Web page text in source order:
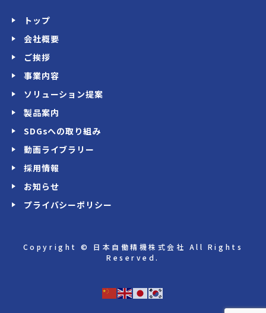
トップ
会社概要
ご挨拶
事業内容
ソリューション提案
製品案内
SDGsへの取り組み
動画ライブラリー
採用情報
お知らせ
プライバシーポリシー
Copyright © 日本自働精機株式会社 All Rights
Reserved.